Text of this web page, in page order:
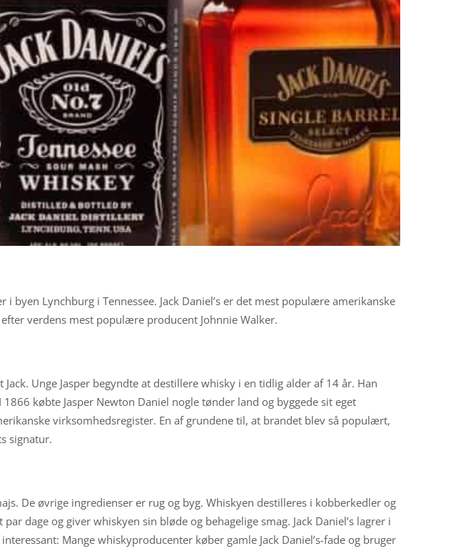
i byen Lynchburg i Tennessee. Jack Daniel’s er det mest populære amerikanske
verdens mest populære producent Johnnie Walker.
Unge Jasper begyndte at destillere whisky i en tidlig alder af 14 år. Han
købte Jasper Newton Daniel nogle tønder land og byggede sit eget
virksomhedsregister. En af grundene til, at brandet blev så populært,
signatur.
De øvrige ingredienser er rug og byg. Whiskyen destilleres i kobberkedler og
dage og giver whiskyen sin bløde og behagelige smag. Jack Daniel’s lagrer i
Mange whiskyproducenter køber gamle Jack Daniel’s-fade og bruger